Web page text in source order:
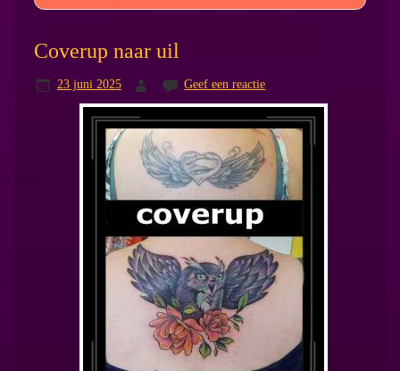
Coverup naar uil
23 juni 2025 Geef een reactie